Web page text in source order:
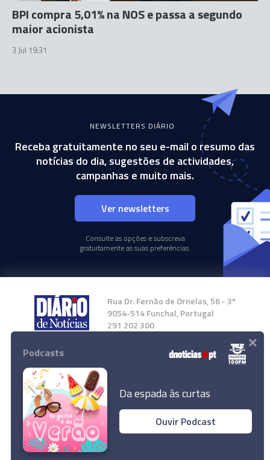
BPI compra 5,01% na NOS e passa a segundo
maior acionista
3 Jul 19:31
NEWSLETTERS DIÁRIO
Receba gratuitamente no seu e-mail o resumo das
notícias do dia, sugestões de actividades,
campanhas e muito mais.
Ver newsletters
Consulte as opções e subscreva
gratuitamente as suas preferências.
Rua Dr. Fernão de Ornelas, 56 - 3º
9054-514 Funchal, Portugal
291 202 300
Instale a nossa App
© 2024 Empresa Diário de Notícias, Lda.
Todos os direitos reservados.
Podcasts
Da espada às curtas
Ouvir Podcast
×